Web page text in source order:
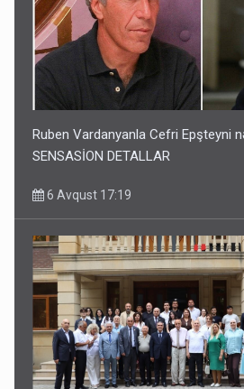
Ruben Vardanyanla Cefri Epşteyni
SENSASİON DETALLAR
6 Avqust 17:19